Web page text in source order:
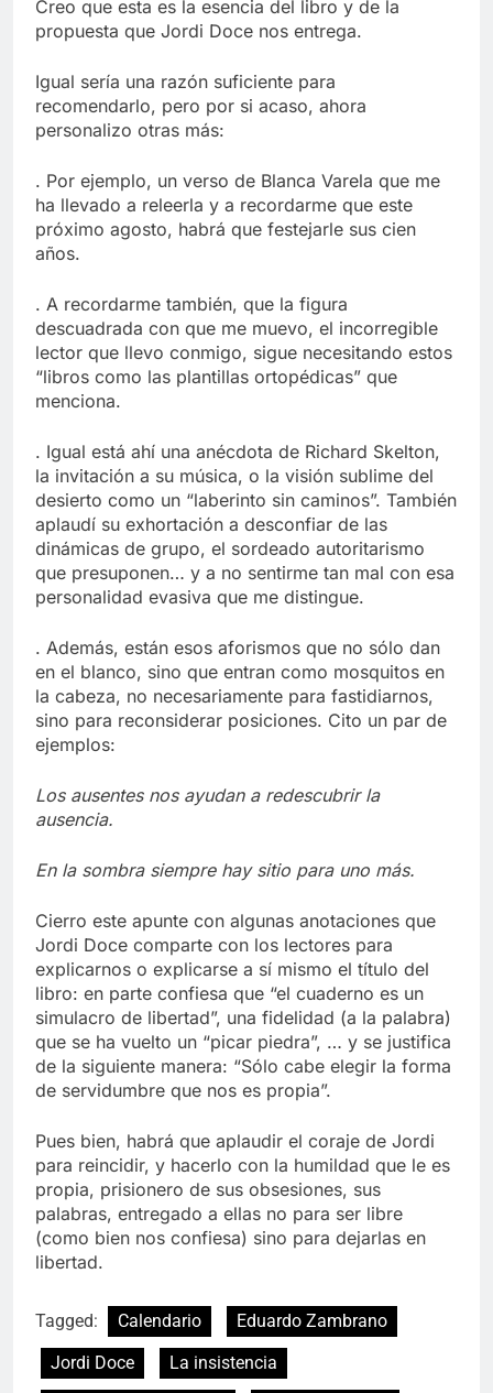
Creo que esta es la esencia del libro y de la
propuesta que Jordi Doce nos entrega.
Igual sería una razón suficiente para
recomendarlo, pero por si acaso, ahora
personalizo otras más:
. Por ejemplo, un verso de Blanca Varela que me
ha llevado a releerla y a recordarme que este
próximo agosto, habrá que festejarle sus cien
años.
. A recordarme también, que la figura
descuadrada con que me muevo, el incorregible
lector que llevo conmigo, sigue necesitando estos
“libros como las plantillas ortopédicas” que
menciona.
. Igual está ahí una anécdota de Richard Skelton,
la invitación a su música, o la visión sublime del
desierto como un “laberinto sin caminos”. También
aplaudí su exhortación a desconfiar de las
dinámicas de grupo, el sordeado autoritarismo
que presuponen… y a no sentirme tan mal con esa
personalidad evasiva que me distingue.
. Además, están esos aforismos que no sólo dan
en el blanco, sino que entran como mosquitos en
la cabeza, no necesariamente para fastidiarnos,
sino para reconsiderar posiciones. Cito un par de
ejemplos:
Los ausentes nos ayudan a redescubrir la
ausencia.
En la sombra siempre hay sitio para uno más.
Cierro este apunte con algunas anotaciones que
Jordi Doce comparte con los lectores para
explicarnos o explicarse a sí mismo el título del
libro: en parte confiesa que “el cuaderno es un
simulacro de libertad”, una fidelidad (a la palabra)
que se ha vuelto un “picar piedra”, … y se justifica
de la siguiente manera: “Sólo cabe elegir la forma
de servidumbre que nos es propia”.
Pues bien, habrá que aplaudir el coraje de Jordi
para reincidir, y hacerlo con la humildad que le es
propia, prisionero de sus obsesiones, sus
palabras, entregado a ellas no para ser libre
(como bien nos confiesa) sino para dejarlas en
libertad.
Tagged: Calendario
Eduardo Zambrano
Jordi Doce
La insistencia